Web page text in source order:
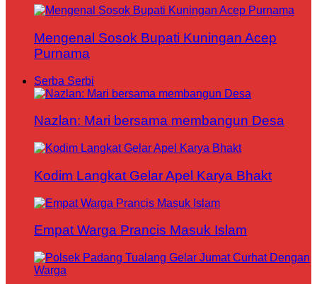
Mengenal Sosok Bupati Kuningan Acep
Purnama
Serba Serbi
Nazlan: Mari bersama membangun Desa
Kodim Langkat Gelar Apel Karya Bhakt
Empat Warga Prancis Masuk Islam